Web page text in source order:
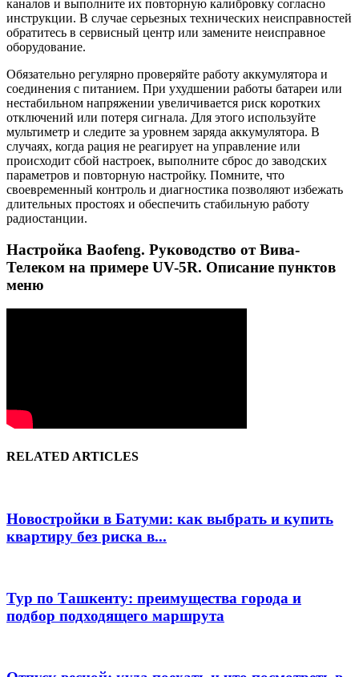
каналов и выполните их повторную калибровку согласно
инструкции. В случае серьезных технических неисправностей
обратитесь в сервисный центр или замените неисправное
оборудование.
Обязательно регулярно проверяйте работу аккумулятора и
соединения с питанием. При ухудшении работы батареи или
нестабильном напряжении увеличивается риск коротких
отключений или потеря сигнала. Для этого используйте
мультиметр и следите за уровнем заряда аккумулятора. В
случаях, когда рация не реагирует на управление или
происходит сбой настроек, выполните сброс до заводских
параметров и повторную настройку. Помните, что
своевременный контроль и диагностика позволяют избежать
длительных простоях и обеспечить стабильную работу
радиостанции.
Настройка Baofeng. Руководство от Вива-
Телеком на примере UV-5R. Описание пунктов
меню
RELATED ARTICLES
Новостройки в Батуми: как выбрать и купить
квартиру без риска в...
Тур по Ташкенту: преимущества города и
подбор подходящего маршрута